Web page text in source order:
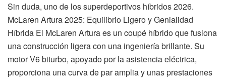
Sin duda, uno de los superdeportivos híbridos 2026.
McLaren Artura 2025: Equilibrio Ligero y Genialidad
Híbrida El McLaren Artura es un coupé híbrido que fusiona
una construcción ligera con una ingeniería brillante. Su
motor V6 biturbo, apoyado por la asistencia eléctrica,
proporciona una curva de par amplia y unas prestaciones